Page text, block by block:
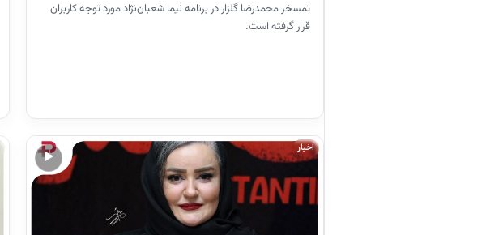
تمسخر محمدرضا گلزار در برنامه نیما شعبا‌ن‌نژاد مورد توجه کاربران
قرار گرفته است.
▶
اخبار